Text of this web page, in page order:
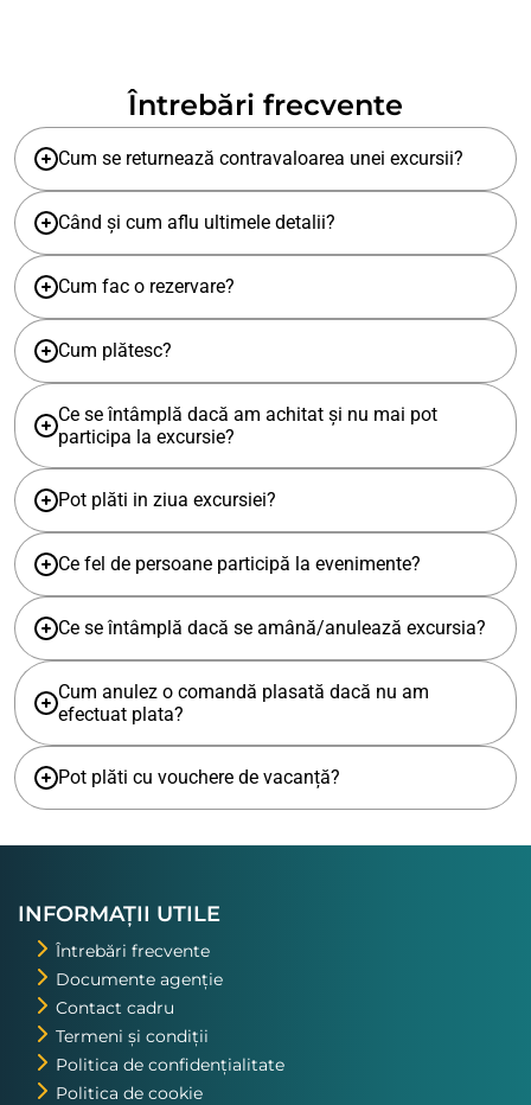
Întrebări frecvente
Cum se returnează contravaloarea unei excursii?
Când și cum aflu ultimele detalii?
Cum fac o rezervare?
Cum plătesc?
Ce se întâmplă dacă am achitat și nu mai pot
participa la excursie?
Pot plăti in ziua excursiei?
Ce fel de persoane participă la evenimente?
Ce se întâmplă dacă se amână/anulează excursia?
Cum anulez o comandă plasată dacă nu am
efectuat plata?
Pot plăti cu vouchere de vacanță?
INFORMAȚII UTILE
Întrebări frecvente
Documente agenție
Contact cadru
Termeni și condiții
Politica de confidențialitate
Politica de cookie